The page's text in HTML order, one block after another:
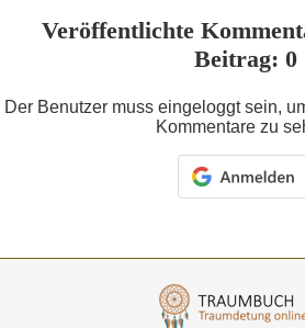
Veröffentlichte
Beitrag: 0
Der Benutzer muss eingeloggt sein,
Kommentare zu